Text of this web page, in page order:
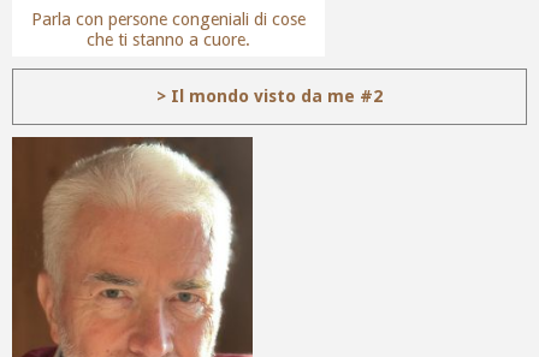
Parla con persone congeniali di cose
che ti stanno a cuore.
> Il mondo visto da me #2